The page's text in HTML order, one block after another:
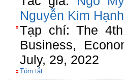
Nguyễn Kim Hạnh
Tạp chí: The
Business,
July, 29, 2022
Tóm tắt